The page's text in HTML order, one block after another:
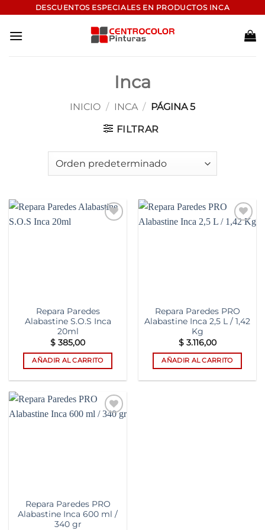
contenido
DESCUENTOS ESPECIALES EN PRODUCTOS INCA
Inca
INICIO / INCA / PÁGINA 5
FILTRAR
Repara Paredes
Alabastine S.O.S Inca
20ml
$ 385,00
AÑADIR AL CARRITO
Repara Paredes PRO
Alabastine Inca 2,5 L / 1,42
Kg
$3.116,00
AÑADIR AL CARRITO
Add to
Repara Paredes PRO
Alabastine Inca 600 ml /
340 gr